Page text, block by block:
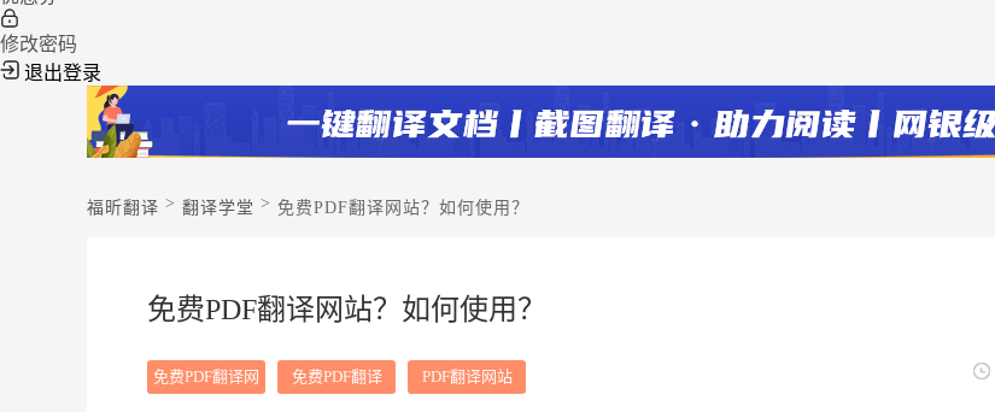
修改密码
退出登录
福昕翻译 > 翻译学堂 > 免费PDF翻译网站？如何使用？
免费PDF翻译网站？如何使用？
免费PDF翻译网
免费PDF翻译 PDF翻译网站